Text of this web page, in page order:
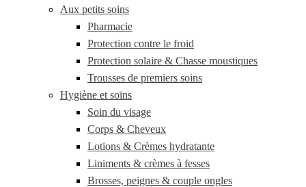
Aux petits soins
Pharmacie
Protection contre le froid
Protection solaire & Chasse moustiques
Trousses de premiers soins
Hygiène et soins
Soin du visage
Corps & Cheveux
Lotions & Crèmes hydratante
Liniments & crèmes à fesses
Brosses, peignes & couple ongles